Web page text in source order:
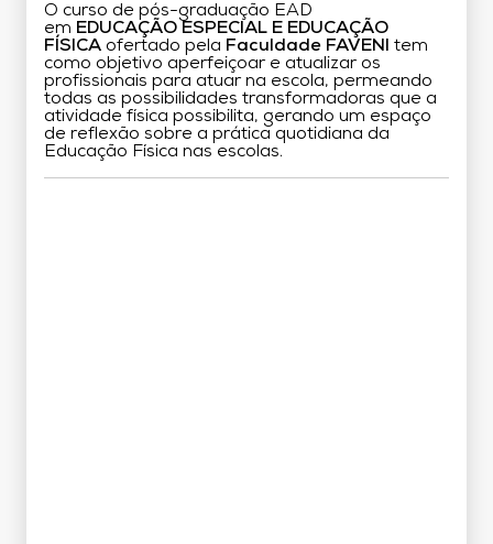
O curso de pós-graduação EAD
em EDUCAÇÃO ESPECIAL E EDUCAÇÃO
FÍSICA ofertado pela Faculdade FAVENI
tem
como objetivo aperfeiçoar e atualizar os
profissionais para atuar na escola, permeando
todas as possibilidades transformadoras que a
atividade física possibilita, gerando um espaço
de reflexão sobre a prática quotidiana da
Educação Física nas escolas.